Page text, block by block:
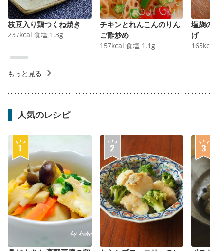
枝豆入り鶏つくね焼き
237kcal 食塩 1.3g
チキンとれんこんのりん
ご酢炒め
157kcal 食塩 1.1 g
塩麹の
げ
165kcal
もっと見る
人気のレシピ